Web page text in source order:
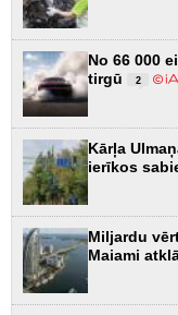
No 66 000
tirgū
2
Kārļa
ierīkos
Miljardu
Maiami